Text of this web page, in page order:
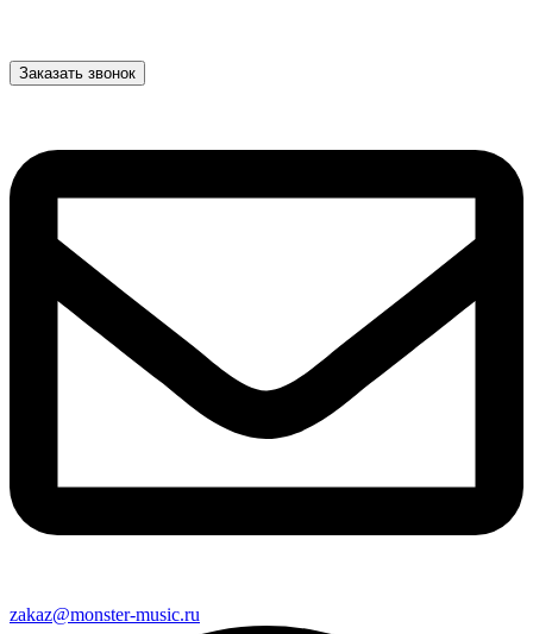
Заказать звонок
zakaz@monster-music.ru